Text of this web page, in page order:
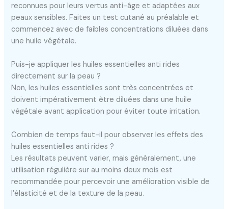
reconnues pour leurs vertus anti-âge et adaptées aux
peaux sensibles. Faites un test cutané au préalable et
commencez avec de faibles concentrations diluées dans
une huile végétale.
Puis-je appliquer les huiles essentielles anti rides
directement sur la peau ?
Non, les huiles essentielles sont très concentrées et
doivent impérativement être diluées dans une huile
végétale avant application pour éviter toute irritation.
Combien de temps faut-il pour observer les effets des
huiles essentielles anti rides ?
Les résultats peuvent varier, mais généralement, une
utilisation régulière sur au moins deux mois est
recommandée pour percevoir une amélioration visible de
l’élasticité et de la texture de la peau.